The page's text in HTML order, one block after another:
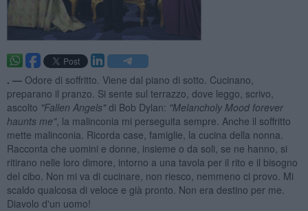
. — Odore di soffritto. Viene dal piano di sotto. Cucinano,
preparano il pranzo. Si sente sul terrazzo, dove leggo, scrivo,
ascolto "Fallen Angels"di Bob Dylan: "Melancholy Mood forever
haunts me", la malinconia mi perseguita sempre. Anche il soffritto
mette malinconia. Ricorda case, famiglie, la cucina della nonna.
Racconta che uomini e donne, insieme o da soli, se ne hanno, si
ritirano nelle loro dimore, intorno a una tavola per il rito e il bisogno
del cibo. Non mi va di cucinare, non riesco, nemmeno ci provo. Mi
scaldo qualcosa di veloce e già pronto. Non era destino per me.
Diavolo d'un uomo!